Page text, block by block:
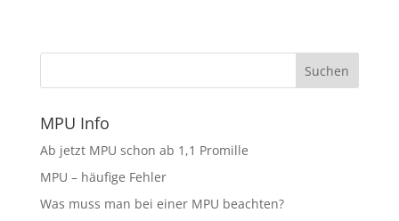
MPU Info
Ab jetzt MPU schon ab 1,1 Promille
MPU – häufige Fehler
Was muss man bei einer MPU beachten?